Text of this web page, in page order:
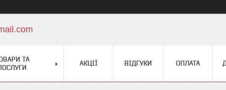
ТА
АКЦІЇ ВІДГУКИ ОПЛАТА